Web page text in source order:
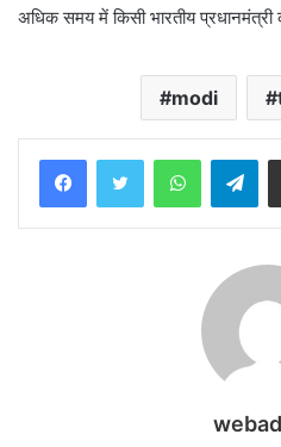
अधिक समय में किसी भारतीय प्रधानमंत्री
modi
WhatsApp